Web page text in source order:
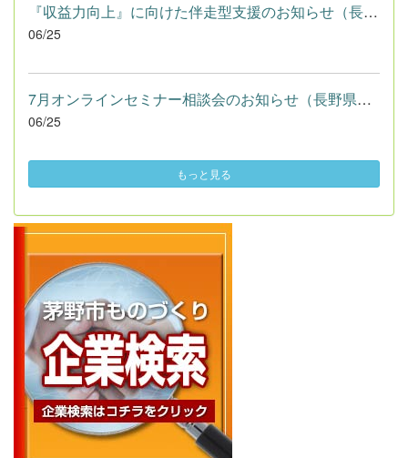
『収益力向上』に向けた伴走型支援のお知らせ（長野県よろず支援...
06/25
7月オンラインセミナー相談会のお知らせ（長野県よろず支援拠点）
06/25
もっと見る